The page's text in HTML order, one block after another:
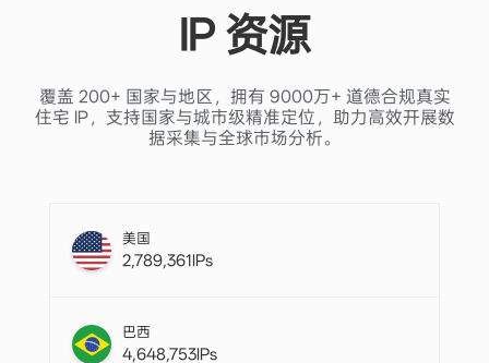
IP 资源
覆盖 200+ 国家与地区，拥有 9000万+ 道德合规真实
住宅 IP，支持国家与城市级精准定位，助力高效开展数
据采集与全球市场分析。
美国
2,789,361IPs
巴西
4,648,753IPs